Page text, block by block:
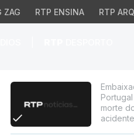
ZAG RTP ENSINA RTP
morte
acidente